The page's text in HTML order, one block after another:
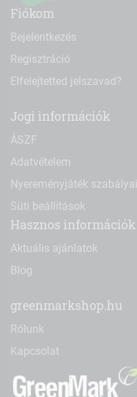
Fiókom
Bejelentkezés
Regisztráció
Elfelejtetted jelszavad?
Jogi információk
ÁSZF
Adatvételem
Nyereményjáték szabályai
Süti beállítások
Hasznos információk
Aktuális ajánlatok
Blog
greenmarkshop.hu
Rólunk
Kapcsolat